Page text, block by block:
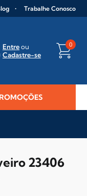
Trabalhe Conosco
0
Entre
Cadastre-se
23406